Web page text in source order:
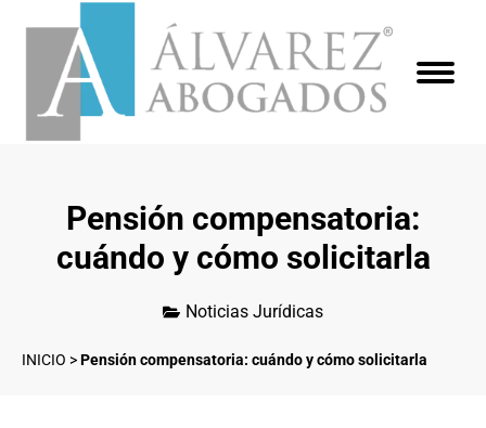
Pensión compensatoria:
cuándo y cómo solicitarla
Noticias Jurídicas
INICIO >Pensión compensatoria: cuándo y cómo solicitarla